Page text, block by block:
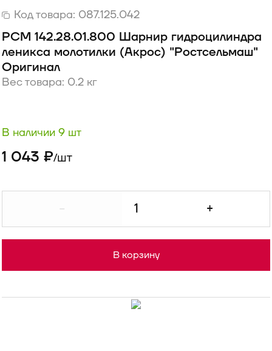
Код товара: 087.125.042
РСМ 142.28.01.800 Шарнир гидроцилиндра
леникса молотилки (Акрос) "Ростсельмаш"
Оригинал
Вес товара: 0.2 кг
В наличии 9 шт
1 043 ₽/шт
+
В корзину